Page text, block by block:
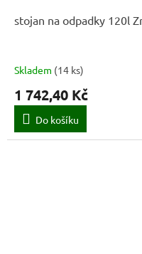
stojan na odpadky 120l
Skladem (14 ks)
1 742,40 Kč
Do košíku